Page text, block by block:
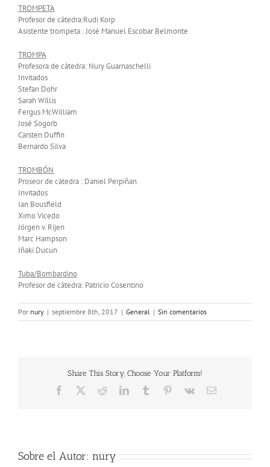
TROMPETA
Profesor de cátedra:Rudi Korp
Asistente trompeta : José Manuel Escobar Belmonte
TROMPA
Profesora de cátedra: Nury Guarnaschelli
Invitados
Stefan Dohr
Sarah Willis
Fergus McWilliam
José Sogorb
Carsten Duffin
Bernardo Silva
TROMBÓN
Proseor de cátedra : Daniel Perpiñan
Invitados
Ian Bousfield
Ximo Vicedo
Jörgen v. Rijen
Marc Hampson
Iñaki Ducun
Tuba/Bombardino
Profesor de cátedra: Patricio Cosentino
Por nury | septiembre 8th, 2017 | General | Sin comentarios
Share This Story, Choose Your Platform!
Facebook RedditLinkedInTumblr Pinterest
Vk
Correo
Sobre el Autor: nury